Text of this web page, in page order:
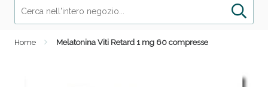
Home Melatonina Viti Retard 1 mg 60 compresse